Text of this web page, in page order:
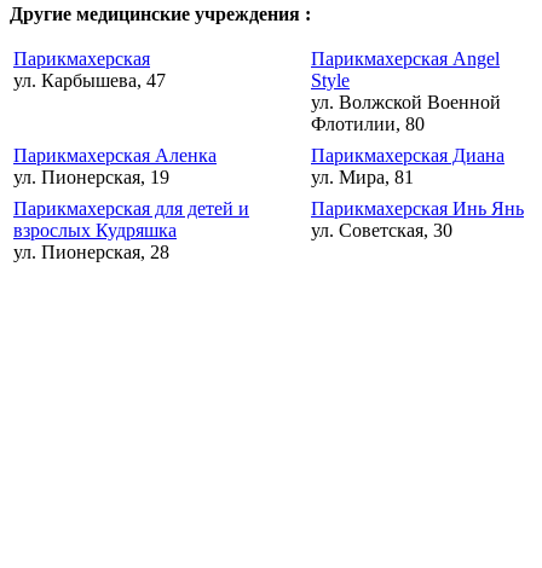
Другие медицинские учреждения :
Парикмахерская
ул. Карбышева, 47
Парикмахерская Angel
Style
ул. Волжской Военной
Флотилии, 80
Парикмахерская Аленка
ул. Пионерская, 19
Парикмахерская Диана
ул. Мира, 81
Парикмахерская для детей и
взрослых Кудряшка
ул. Пионерская, 28
Парикмахерская Инь Янь
ул. Советская, 30